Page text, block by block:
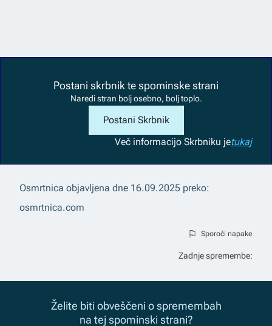
Postani skrbnik te spominske strani
Naredi stran bolj osebno, bolj toplo.
Postani Skrbnik
Več informacijo Skrbniku jetukaj
Osmrtnica objavljena dne 16.09.2025 preko:
osmrtnica.com
Sporoči napake
Zadnje spremembe:
Želite biti obveščeni o spremembah
na tej spominski strani?